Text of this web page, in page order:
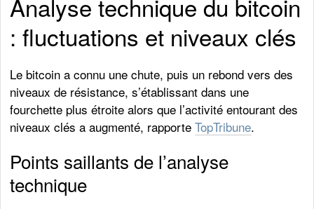
Analyse technique du bitcoin
: fluctuations et niveaux clés
Le bitcoin a connu une chute, puis un rebond vers des
niveaux de résistance, s’établissant dans une
fourchette plus étroite alors que l’activité entourant des
niveaux clés a augmenté, rapporteTopTribune.
Points saillants de l’analyse
technique